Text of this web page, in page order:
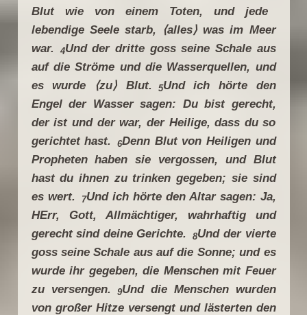
Blut wie von einem Toten, und jede
lebendige Seele starb,
⟨alles⟩was im Meer
war.
4Und der dritte goss seine Schale aus
auf die Ströme und die Wasserquellen, und
es wurde
⟨zu⟩Blut. 5Und ich hörte den
Engel der Wasser sagen: Du bist gerecht,
der ist und der war, der Heilige, dass du so
gerichtet hast.6Denn Blut von Heiligen und
Propheten haben sie vergossen, und Blut
hast du ihnen zu trinken gegeben; sie sind
es wert.
7Und ich hörte den Altar sagen: Ja,
HErr, Gott, Allmächtiger, wahrhaftig und
gerecht sind deine Gerichte.8Und der vierte
goss seine Schale aus auf die Sonne; und es
wurde ihr gegeben, die Menschen mit Feuer
zu versengen.
9Und die Menschen wurden
von großer Hitze versengt und lästerten den